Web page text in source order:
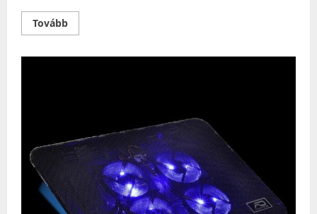
TovábbRead
more
Sd
Tf
Dokkolóállomás
Szürke